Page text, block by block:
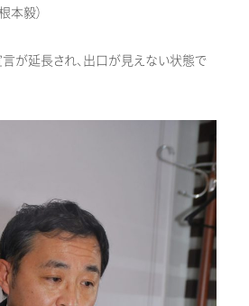
本毅）
延長され、出口が見えない状態で